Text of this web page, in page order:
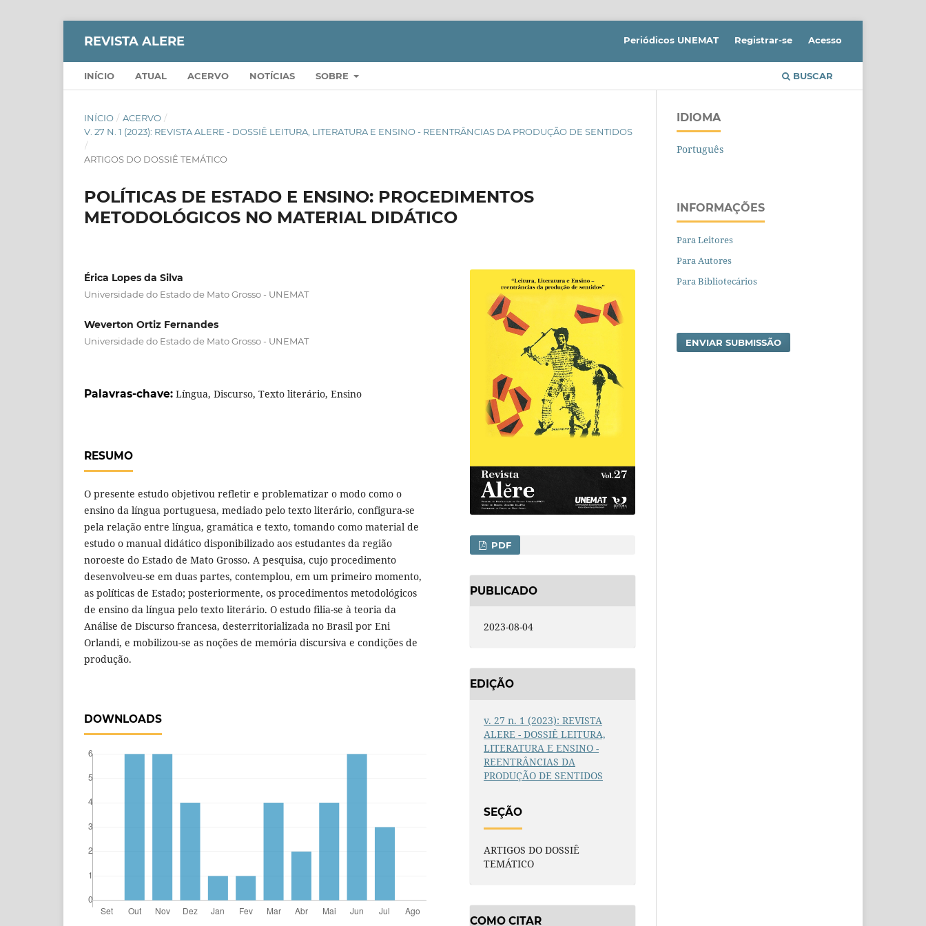
REVISTA ALERE
INÍCIO ATUAL ACERVO NOTÍCIAS SOBRE BUSCAR
Periódicos UNEMAT Registrar-se Acesso
INÍCIO / ACERVO /
V. 27 N. 1 (2023): REVISTA ALERE - DOSSIÊ LEITURA, LITERATURA E ENSINO - REENTRÂNCIAS DA PRODUÇÃO DE SENTIDOS
/
ARTIGOS DO DOSSIÊ TEMÁTICO
POLÍTICAS DE ESTADO E ENSINO: PROCEDIMENTOS
METODOLÓGICOS NO MATERIAL DIDÁTICO
Érica Lopes da Silva
Universidade do Estado de Mato Grosso - UNEMAT
Weverton Ortiz Fernandes
Universidade do Estado de Mato Grosso - UNEMAT
Palavras-chave: Língua, Discurso, Texto literário, Ensino
RESUMO
O presente estudo objetivou refletir e problematizar o modo como o
ensino da língua portuguesa, mediado pelo texto literário, configura-se
pela relação entre língua, gramática e texto, tomando como material de
estudo o manual didático disponibilizado aos estudantes da região
noroeste do Estado de Mato Grosso. A pesquisa, cujo procedimento
desenvolveu-se em duas partes, contemplou, em um primeiro momento,
as políticas de Estado; posteriormente, os procedimentos metodológicos
de ensino da língua pelo texto literário. O estudo filia-se à teoria da
Análise de Discurso francesa, desterritorializada no Brasil por Eni
Orlandi, e mobilizou-se as noções de memória discursiva e condições de
produção.
DOWNLOADS
PDF
PUBLICADO
2023-08-04
EDIÇÃO
v. 27 n. 1 (2023): REVISTA
ALERE - DOSSIÊ LEITURA,
LITERATURA E ENSINO -
REENTRÂNCIAS DA
PRODUÇÃO DE SENTIDOS
SEÇÃO
ARTIGOS DO DOSSIÊ
TEMÁTICO
COMO CITAR
IDIOMA
Português
INFORMAÇÕES
Para Leitores
Para Autores
Para Bibliotecários
ENVIAR SUBMISSÃO